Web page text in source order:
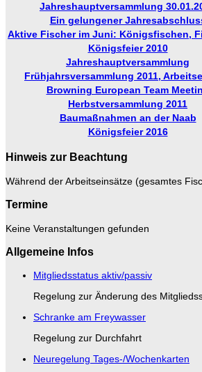
Jahreshauptversammlung
Ein gelungener
Aktive Fischer im Juni: Königsfischen,
Königsfeier 2010
Jahreshauptversammlung
Frühjahrsversammlung 2011,
Browning European Team
Herbstversammlung 2011
Baumaßnahmen an der Naab
Königsfeier 2016
Hinweis zur Beachtung
Während der Arbeitseinsätze (gesamtes
Termine
Keine Veranstaltungen gefunden
Allgemeine Infos
Mitgliedsstatus aktiv/passiv
Regelung zur Änderung des
Schranke am Freywasser
Regelung zur Durchfahrt
Neuregelung Tages-/Wochenkarten